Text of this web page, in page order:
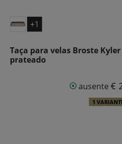
+1
Taça para velas Broste
prateado
ausente €
1